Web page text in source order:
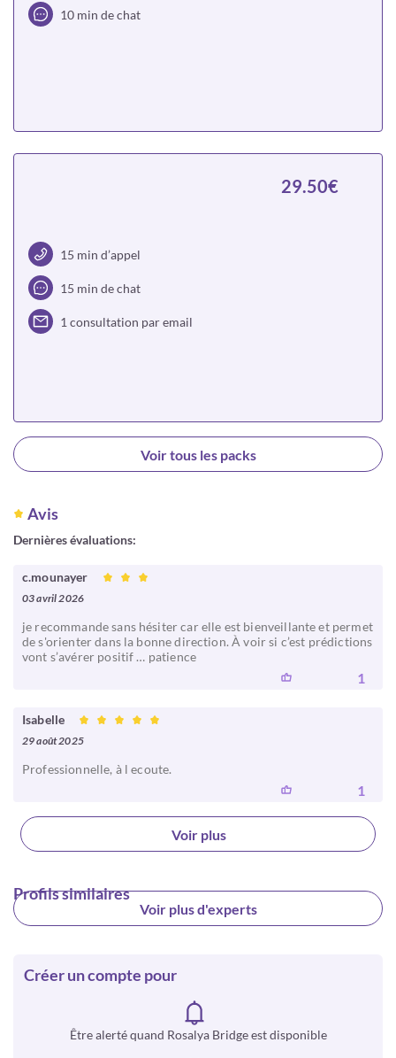
10 min de chat
15 min d’appel
15 min de chat
1 consultation par email
29.50€
Choisir
Voir tous les packs
Avis
Dernières évaluations:
c.mounayer
03 avril 2026
je recommande sans hésiter car elle est bienveillante et permet
de s'orienter dans la bonne direction. À voir si c’est prédictions
vont s’avérer positif … patience
1
Isabelle
29 août 2025
Professionnelle, à l ecoute.
1
Voir plus
Profils similaires
Voir plus d'experts
Créer un compte pour
Être alerté quand Rosalya Bridge est disponible